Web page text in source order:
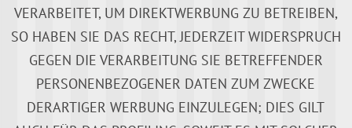
VERARBEITET, UM DIREKTWERBUNG ZU BETREIBEN,
SO HABEN SIE DAS RECHT, JEDERZEIT WIDERSPRUCH
GEGEN DIE VERARBEITUNG SIE BETREFFENDER
PERSONENBEZOGENER DATEN ZUM ZWECKE
DERARTIGER WERBUNG EINZULEGEN; DIES GILT